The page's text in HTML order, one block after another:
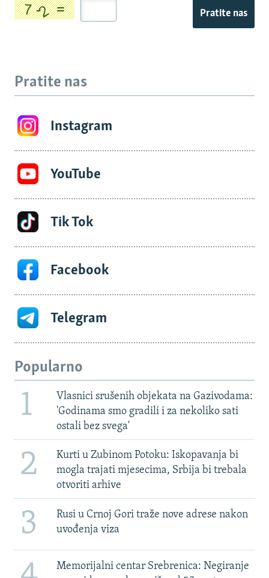
Pratite nas
Pratite nas
Instagram
YouTube
Tik Tok
Facebook
Telegram
Popularno
1
Vlasnici srušenih objekata na Gazivodama:
'Godinama smo gradili i za nekoliko sati
ostali bez svega'
2
Kurti u Zubinom Potoku: Iskopavanja bi
mogla trajati mjesecima, Srbija bi trebala
otvoriti arhive
3
Rusi u Crnoj Gori traže nove adrese nakon
uvođenja viza
Memorijalni centar Srebrenica: Negiranje